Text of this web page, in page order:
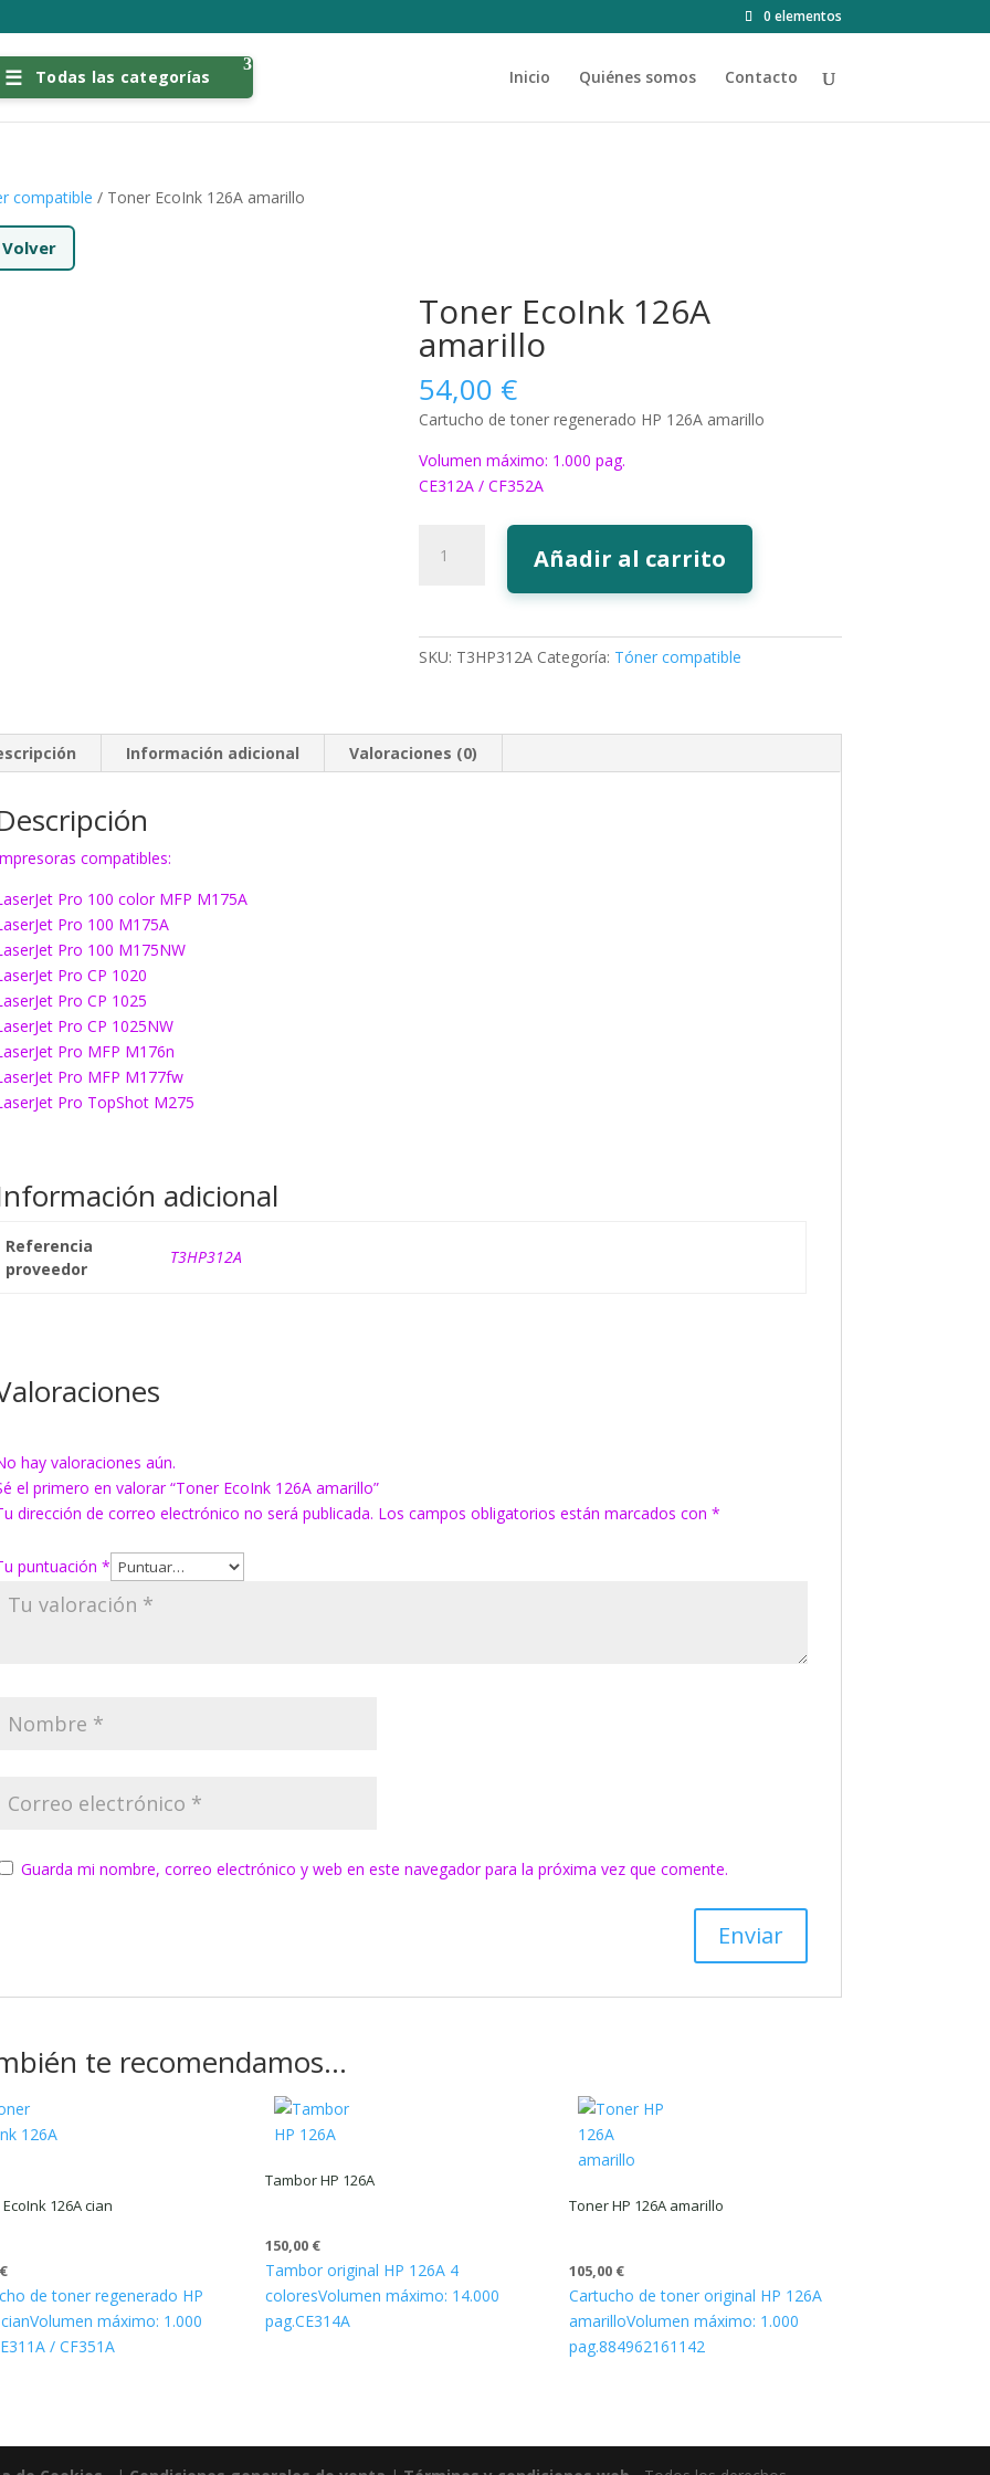
0 elementos
Todas las categorías Inicio Quiénes somos Contacto
compatible / Toner EcoInk 126A amarillo
Volver
Toner EcoInk 126A
amarillo
54,00 €
Cartucho de toner regenerado HP 126A amarillo
Volumen máximo: 1.000 pag.
CE312A / CF352A
EcoInk
cantidad
Añadir al carrito
SKU: T3HP312A Categoría: Tóner compatible
Información adicional Valoraciones (0)
compatibles:
Pro 100 color MFP M175A
Pro 100 M175A
Pro 100 M175NW
Pro CP 1020
Pro CP 1025
Pro CP 1025NW
Pro MFP M176n
Pro MFP M177fw
Pro TopShot M275
adicional
Referencia
proveedor
T3HP312A
hay valoraciones aún.
el primero en valorar “Toner EcoInk 126A amarillo”
dirección de correo electrónico no será publicada. Los campos obligatorios están marcados con*
puntuación*
Guarda mi nombre, correo electrónico y web en este navegador para la próxima vez que comente.
te recomendamos…
126A cian
€
de toner regenerado HP
Volumen máximo: 1.000
/ CF351A
Tambor HP 126A
150,00 €
Tambor original HP 126A 4
coloresVolumen máximo: 14.000
pag.CE314A
Toner HP 126A amarillo
105,00 €
Cartucho de toner original HP 126A
amarilloVolumen máximo: 1.000
pag.884962161142